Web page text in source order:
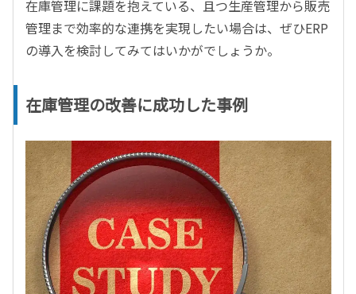
在庫管理に課題を抱えている、且つ生産管理から販売
管理まで効率的な連携を実現したい場合は、ぜひERP
の導入を検討してみてはいかがでしょうか。
在庫管理の改善に成功した事例